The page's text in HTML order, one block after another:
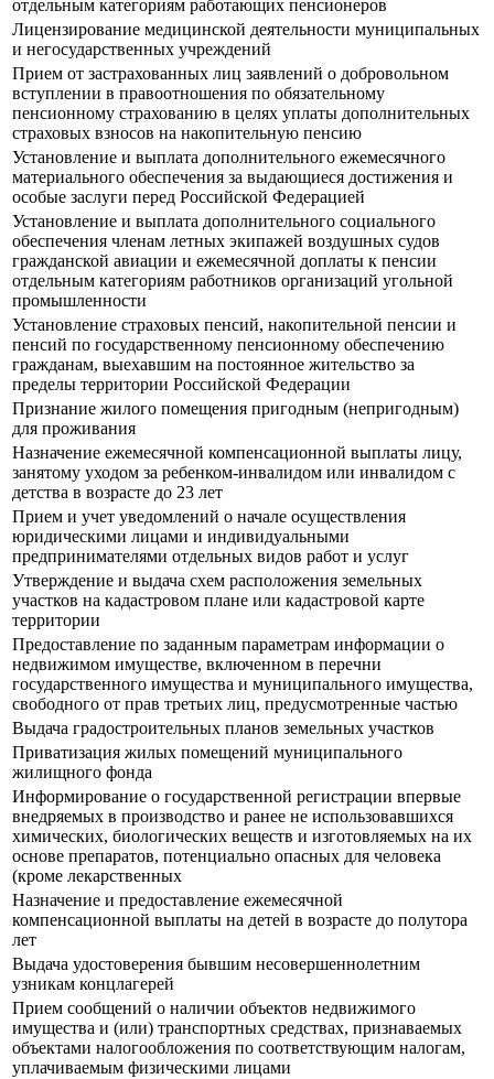
отдельным категориям работающих пенсионеров
Лицензирование медицинской деятельности муниципальных
и негосударственных учреждений
Прием от застрахованных лиц заявлений о добровольном
вступлении в правоотношения по обязательному
пенсионному страхованию в целях уплаты дополнительных
страховых взносов на накопительную пенсию
Установление и выплата дополнительного ежемесячного
материального обеспечения за выдающиеся достижения и
особые заслуги перед Российской Федерацией
Установление и выплата дополнительного социального
обеспечения членам летных экипажей воздушных судов
гражданской авиации и ежемесячной доплаты к пенсии
отдельным категориям работников организаций угольной
промышленности
Установление страховых пенсий, накопительной пенсии и
пенсий по государственному пенсионному обеспечению
гражданам, выехавшим на постоянное жительство за
пределы территории Российской Федерации
Признание жилого помещения пригодным (непригодным)
для проживания
Назначение ежемесячной компенсационной выплаты лицу,
занятому уходом за ребенком-инвалидом или инвалидом с
детства в возрасте до 23 лет
Прием и учет уведомлений о начале осуществления
юридическими лицами и индивидуальными
предпринимателями отдельных видов работ и услуг
Утверждение и выдача схем расположения земельных
участков на кадастровом плане или кадастровой карте
территории
Предоставление по заданным параметрам информации о
недвижимом имуществе, включенном в перечни
государственного имущества и муниципального имущества,
свободного от прав третьих лиц, предусмотренные частью
Выдача градостроительных планов земельных участков
Приватизация жилых помещений муниципального
жилищного фонда
Информирование о государственной регистрации впервые
внедряемых в производство и ранее не использовавшихся
химических, биологических веществ и изготовляемых на их
основе препаратов, потенциально опасных для человека
(кроме лекарственных
Назначение и предоставление ежемесячной
компенсационной выплаты на детей в возрасте до полутора
лет
Выдача удостоверения бывшим несовершеннолетним
узникам концлагерей
Прием сообщений о наличии объектов недвижимого
имущества и (или) транспортных средствах, признаваемых
объектами налогообложения по соответствующим налогам,
уплачиваемым физическими лицами